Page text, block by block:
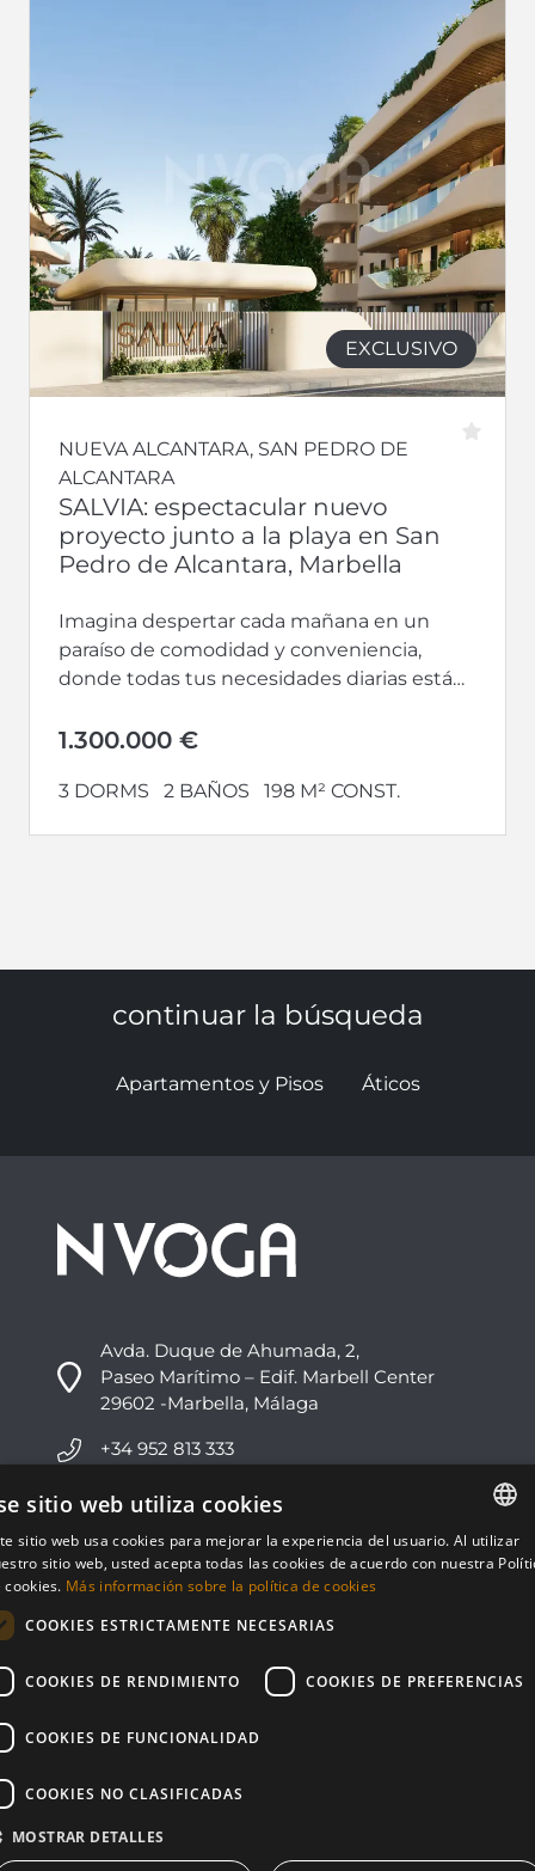
EXCLUSIVO
NUEVA ALCANTARA, SAN PEDRO DE
ALCANTARA
SALVIA: espectacular nuevo
proyecto junto a la playa en San
Pedro de Alcantara, Marbella
Imagina despertar cada mañana en un
paraíso de comodidad y conveniencia,
donde todas tus necesidades diarias están
1.300.000 €
3 DORMS 2 BAÑOS 198 M² CONST.
continuar la búsqueda
Apartamentos y Pisos Áticos
Avda. Duque de Ahumada, 2,
Paseo Marítimo – Edif. Marbell Center
29602 -Marbella, Málaga
+34 952 813 333
info@nvoga.com
C. del Ciervo, 1D
Urbanización Los Monteros
ENGLISH
sitio web utiliza cookies
sitio web usa cookies para mejorar la experiencia del usuario. Al utilizar
sitio web, usted acepta todas las cookies de acuerdo con nuestra
cookies. Más información sobre la política de cookies
COOKIES ESTRICTAMENTE NECESARIAS
COOKIES DE RENDIMIENTO COOKIES DE PREFERENCIAS
COOKIES DE FUNCIONALIDAD
COOKIES NO CLASIFICADAS
MOSTRAR DETALLES